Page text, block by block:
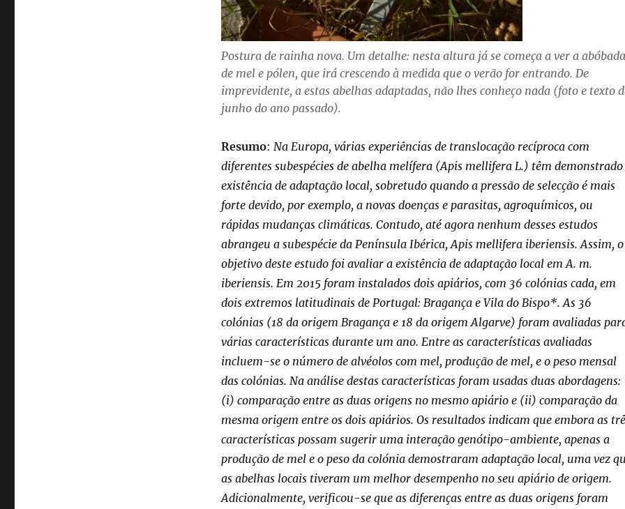
Postura de rainha nova. Um detalhe: nesta altura já se começa a ver a abóbada
de mel e pólen, que irá crescendo à medida que o verão for entrando. De
imprevidente, a estas abelhas adaptadas, não lhes conheço nada(foto e texto
junho do ano passado).
Resumo: Na Europa, várias experiências de translocação recíproca com
diferentes subespécies de abelha melífera (Apis mellifera L.) têm demonstrado
existência de adaptação local, sobretudo quando a pressão de selecção é mais
forte devido, por exemplo, a novas doenças e parasitas, agroquímicos, ou
rápidas mudanças climáticas. Contudo, até agora nenhum desses estudos
abrangeu a subespécie da Península Ibérica, Apis mellifera iberiensis. Assim, o
objetivo deste estudo foi avaliar a existência de adaptação local em A. m.
iberiensis. Em 2015 foram instalados dois apiários, com 36 colónias cada, em
dois extremos latitudinais de Portugal: Bragança e Vila do Bispo*. As 36
colónias (18 da origem Bragança e 18 da origem Algarve) foram avaliadas
várias características durante um ano. Entre as características avaliadas
incluem-se o número de alvéolos com mel, produção de mel, e o peso mensal
das colónias. Na análise destas características foram usadas duas abordagens:
(i) comparação entre as duas origens no mesmo apiário e (ii) comparação da
mesma origem entre os dois apiários. Os resultados indicam que embora as
características possam sugerir uma interação genótipo-ambiente, apenas a
produção de mel e o peso da colónia demostraram adaptação local, uma vez
as abelhas locais tiveram um melhor desempenho no seu apiário de origem.
Adicionalmente, verificou-se que as diferenças entre as duas origens foram